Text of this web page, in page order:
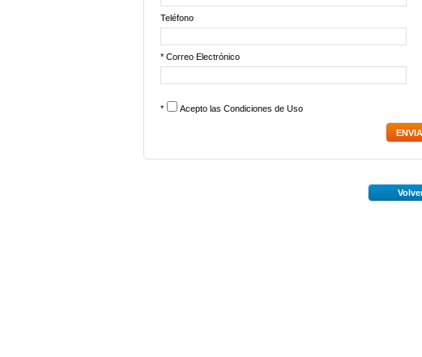
Teléfono
* Correo Electrónico
* Acepto las Condiciones de Uso